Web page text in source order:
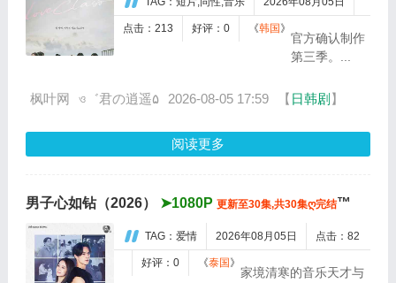
目标：人类男
点击：213 好评：0 《韩国 》
官方确认制作
第三季。...
枫叶网 ও゛君の逍遥۵ 2026-08-05 17:59 【 日韩剧 】
阅读更多
男子心如钻（2026） ➤1080P 更新至30集,共30集ღ完结™
TAG：爱情 2026年08月05日 点击：82
好评：0 《泰国 》
家境清寒的音乐天才与